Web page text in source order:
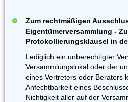
Zum rechtmäßigen
Eigentümerversammlung -
Protokollierungsklausel in
Lediglich ein unberechtigter
Versammlungslokal oder der
eines Vertreters oder Beraters
Anfechtbarkeit eines
Nichtigkeit aller auf der